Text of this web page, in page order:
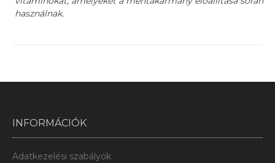
használnak.
INFORMÁCIÓK
Adatkezelési szabályok